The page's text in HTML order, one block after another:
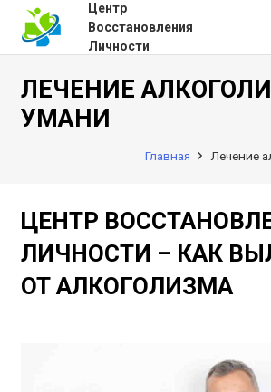
Центр
Восстановления
Личности
ЛЕЧЕНИЕ
УМАНИ
Главная Лечение
ЦЕНТР
ЛИЧНОСТИ – КАК
ОТ АЛКОГОЛИЗМА